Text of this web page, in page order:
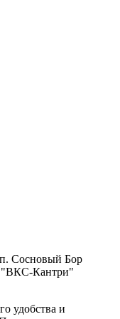
Сосновый Бор
"ВКС-Кантри"
удобства и